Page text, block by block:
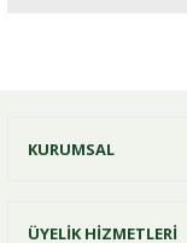
KURUMSAL
ÜYELİK HİZMETLERİ